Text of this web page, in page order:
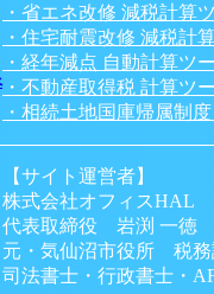
・省エネ改修 減税計算
・住宅耐震改修 減税計
・経年減点 自動計算ツ
・不動産取得税 計算ツ
・相続土地国庫帰属制
【サイト運営者】
株式会社オフィスHAL
代表取締役 岩渕 一徳
元・気仙沼市役所 税務
司法書士・行政書士・